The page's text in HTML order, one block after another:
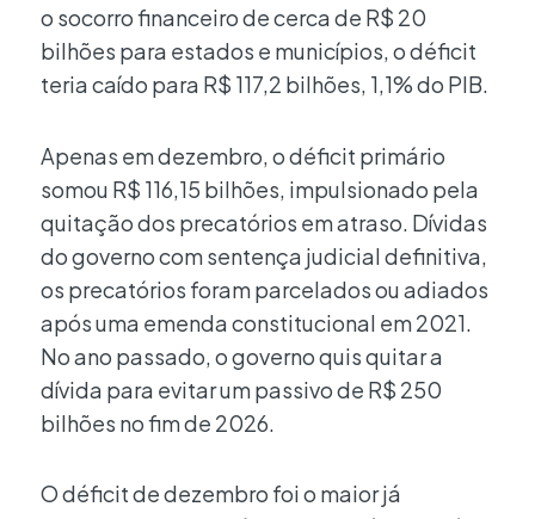
o socorro financeiro de cerca de R$ 20
bilhões para estados e municípios, o déficit
teria caído para R$ 117,2 bilhões, 1,1% do PIB.
Apenas em dezembro, o déficit primário
somou R$ 116,15 bilhões, impulsionado pela
quitação dos precatórios em atraso. Dívidas
do governo com sentença judicial definitiva,
os precatórios foram parcelados ou adiados
após uma emenda constitucional em 2021.
No ano passado, o governo quis quitar a
dívida para evitar um passivo de R$ 250
bilhões no fim de 2026.
O déficit de dezembro foi o maior já